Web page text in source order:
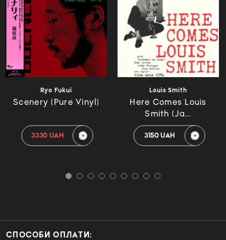
Ryo Fukui
Scenery (Pure Vinyl)
3330 UAH
Louis Smith
Here Comes Louis
Smith (Ja...
3150 UAH
СПОСОБИ ОПЛАТИ: